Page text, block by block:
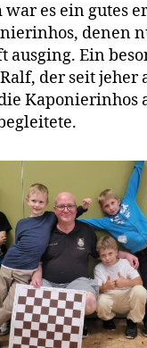
es ein gutes
denen
ausging. Ein
der seit jeher
Kaponierinhos